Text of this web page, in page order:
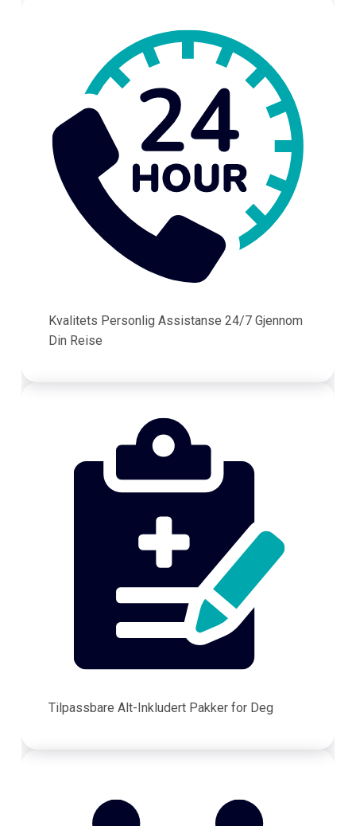
Kvalitets Personlig Assistanse 24/7 Gjennom
Din Reise
Tilpassbare Alt-Inkludert Pakker for Deg